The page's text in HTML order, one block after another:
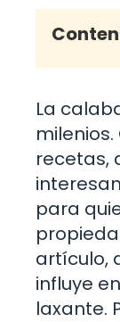
La
recetas,
para
artículo,
influye
laxante.